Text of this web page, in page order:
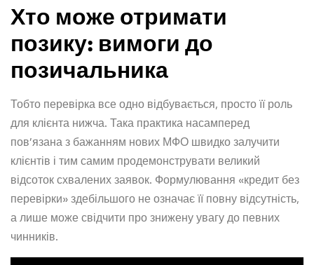
Хто може отримати
позику: вимоги до
позичальника
Тобто перевірка все одно відбувається, просто її роль
для клієнта нижча. Така практика насамперед
пов’язана з бажанням нових МФО швидко залучити
клієнтів і тим самим продемонструвати великий
відсоток схвалених заявок. Формулювання «кредит без
перевірки» здебільшого не означає її повну відсутність,
а лише може свідчити про знижену увагу до певних
чинників.